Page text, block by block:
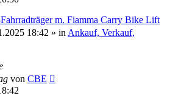
m. Fiamma Carry Bike Lift
18:42 » in Ankauf, Verkauf,
von CBE